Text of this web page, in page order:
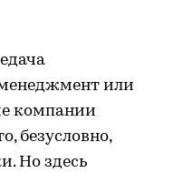
или
компании
безусловно,
Но здесь